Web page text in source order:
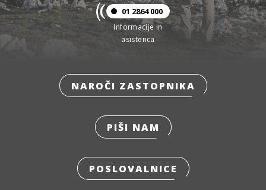
01 2864 000
Informacije in
asistenca
NAROČI ZASTOPNIKA
PIŠI NAM
POSLOVALNICE